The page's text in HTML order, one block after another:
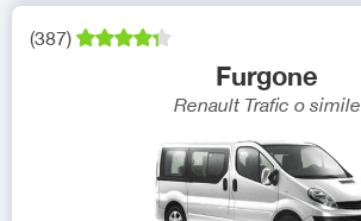
(387)
Furgone
Renault Trafic o simile